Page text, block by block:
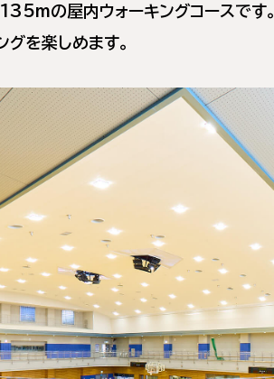
の屋内ウォーキングコースです
グを楽しめます。